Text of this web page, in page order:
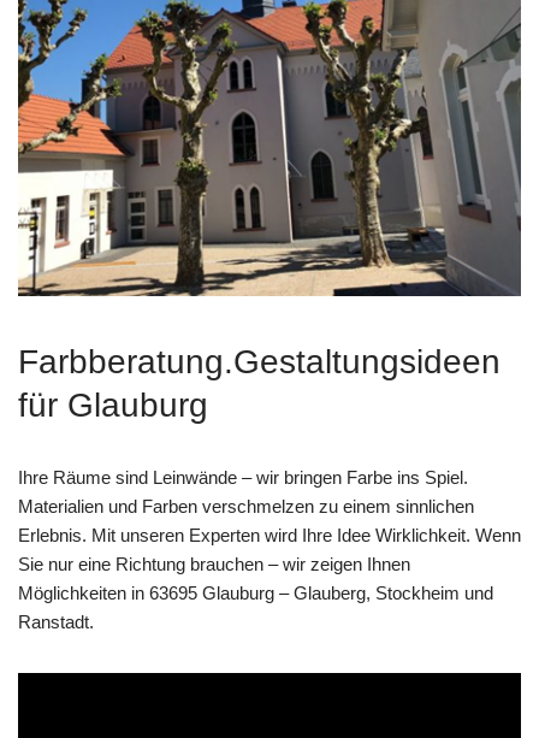
Farbberatung.Gestaltungsideen
für Glauburg
Ihre Räume sind Leinwände – wir bringen Farbe ins Spiel.
Materialien und Farben verschmelzen zu einem sinnlichen
Erlebnis. Mit unseren Experten wird Ihre Idee Wirklichkeit. Wenn
Sie nur eine Richtung brauchen – wir zeigen Ihnen
Möglichkeiten in 63695 Glauburg – Glauberg, Stockheim und
Ranstadt.